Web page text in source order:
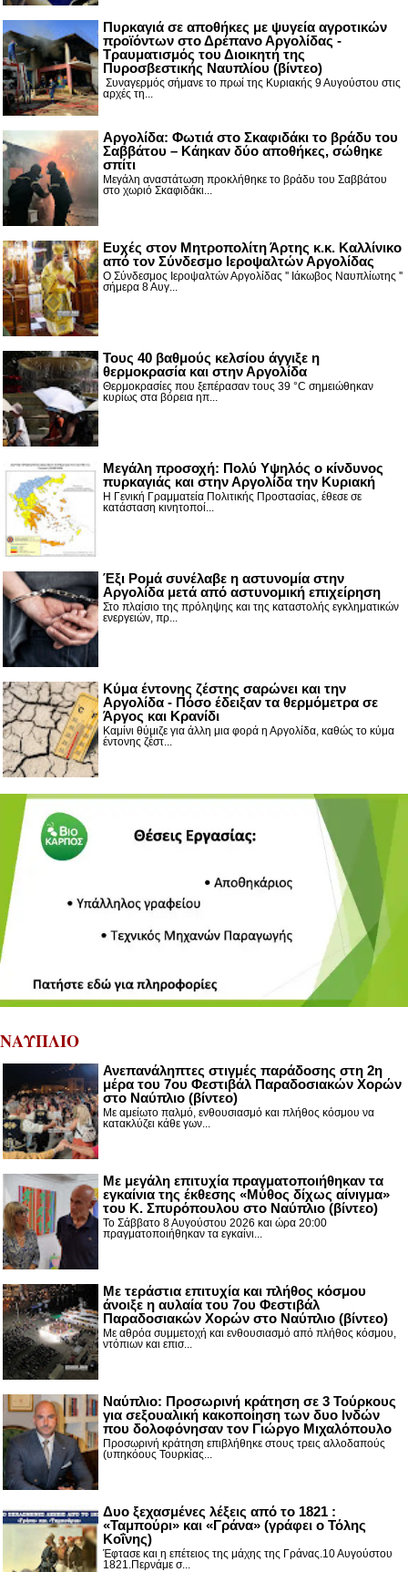
Πυρκαγιά σε αποθήκες με ψυγεία αγροτικών
προϊόντων στο Δρέπανο Αργολίδας -
Τραυματισμός του Διοικητή της
Πυροσβεστικής Ναυπλίου (βίντεο)
Συναγερμός σήμανε το πρωί της Κυριακής 9 Αυγούστου στις
αρχές τη...
Αργολίδα: Φωτιά στο Σκαφιδάκι το βράδυ του
Σαββάτου – Κάηκαν δύο αποθήκες, σώθηκε
σπίτι
Μεγάλη αναστάτωση προκλήθηκε το βράδυ του Σαββάτου
στο χωριό Σκαφιδάκι...
Ευχές στον Μητροπολίτη Άρτης κ.κ. Καλλίνικο
από τον Σύνδεσμο Ιεροψαλτών Αργολίδας
Ο Σύνδεσμος Ιεροψαλτών Αργολίδας '' Ιάκωβος Ναυπλίωτης ''
σήμερα 8 Αυγ...
Τους 40 βαθμούς κελσίου άγγιξε η
θερμοκρασία και στην Αργολίδα
Θερμοκρασίες που ξεπέρασαν τους 39 °C σημειώθηκαν
κυρίως στα βόρεια ηπ...
Μεγάλη προσοχή: Πολύ Υψηλός ο κίνδυνος
πυρκαγιάς και στην Αργολίδα την Κυριακή
Η Γενική Γραμματεία Πολιτικής Προστασίας, έθεσε σε
κατάσταση κινητοποί...
Έξι Ρομά συνέλαβε η αστυνομία στην
Αργολίδα μετά από αστυνομική επιχείρηση
Στο πλαίσιο της πρόληψης και της καταστολής εγκληματικών
ενεργειών, πρ...
Κύμα έντονης ζέστης σαρώνει και την
Αργολίδα - Πόσο έδειξαν τα θερμόμετρα σε
Άργος και Κρανίδι
Καμίνι θύμιζε για άλλη μια φορά η Αργολίδα, καθώς το κύμα
έντονης ζέστ...
ΝΑΥΠΛΙΟ
Ανεπανάληπτες στιγμές παράδοσης στη 2η
μέρα του 7ου Φεστιβάλ Παραδοσιακών Χορών
στο Ναύπλιο (βίντεο)
Με αμείωτο παλμό, ενθουσιασμό και πλήθος κόσμου να
κατακλύζει κάθε γων...
Με μεγάλη επιτυχία πραγματοποιήθηκαν τα
εγκαίνια της έκθεσης «Μύθος δίχως αίνιγμα»
του Κ. Σπυρόπουλου στο Ναύπλιο (βίντεο)
Το Σάββατο 8 Αυγούστου 2026 και ώρα 20:00
πραγματοποιήθηκαν τα εγκαίνι...
Με τεράστια επιτυχία και πλήθος κόσμου
άνοιξε η αυλαία του 7ου Φεστιβάλ
Παραδοσιακών Χορών στο Ναύπλιο (βίντεο)
Με αθρόα συμμετοχή και ενθουσιασμό από πλήθος κόσμου,
ντόπιων και επισ...
Ναύπλιο: Προσωρινή κράτηση σε 3 Τούρκους
για σεξουαλική κακοποίηση των δυο Ινδών
που δολοφόνησαν τον Γιώργο Μιχαλόπουλο
Προσωρινή κράτηση επιβλήθηκε στους τρεις αλλοδαπούς
(υπηκόους Τουρκίας...
Δυο ξεχασμένες λέξεις από το 1821 :
«Ταμπούρι» και «Γράνα» (γράφει ο Τόλης
Κοΐνης)
Έφτασε και η επέτειος της μάχης της Γράνας.10 Αυγούστου
1821.Περνάμε σ...